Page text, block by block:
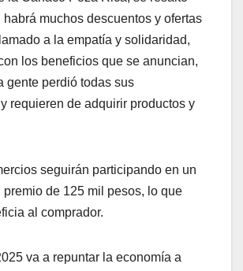
habrá muchos descuentos y ofertas
a la empatía y solidaridad,
los beneficios que se anuncian,
gente perdió todas sus
requieren de adquirir productos y
seguirán participando en un
premio de 125 mil pesos, lo que
al comprador.
va a repuntar la economía a